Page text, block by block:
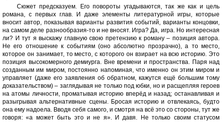
Сюжет предсказуем. Его повороты угадываются, так же как и цель
романа, с первых глав. И даже элементы литературной игры, которые
вносит автор, показывая варианты развития событий, варианты концовки,
на самом деле разнообразия-то и не вносят. Игра? Да, игра. Но интересная
ли? И тут я выскажу главную свою претензию к роману – позиция автора.
Не его отношение к событиям (оно абсолютно прозрачно), а то место,
которое он занимает, то место, с которого он взирает на всю историю. Это
позиция высокомерного демиурга. Вне времени и пространства. Паря над
созданным им миром, постоянно напоминая, что именно он этим миром и
управляет (даже его заявления об обратном, кажутся ещё большим тому
доказательством) – заглядывая не только под юбки, но и расщепляя героев
на атомы личности, проматывая историю вперёд и назад; останавливая и
разыгрывая альтернативные сцены. Бросая историю и отвлекаясь, будто
она ему надоела. Вводя себя самого, и смотря на всё это со стороны, тут же
говоря: «а может быть это и не я». И давя. Не только своим статусом